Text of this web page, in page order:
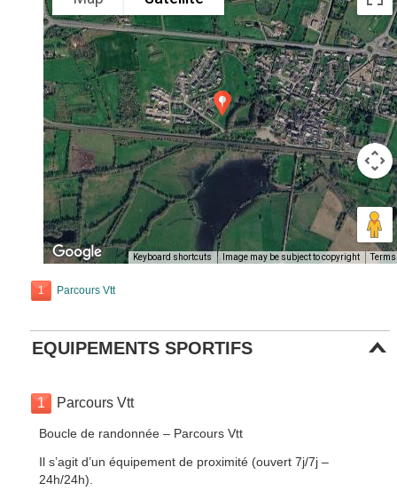
Keyboard shortcuts Image may be subject to copyright Terms
1 Parcours Vtt
EQUIPEMENTS SPORTIFS
1 Parcours Vtt
Boucle de randonnée – Parcours Vtt
Il s’agit d’un équipement de proximité (ouvert 7j/7j –
24h/24h).